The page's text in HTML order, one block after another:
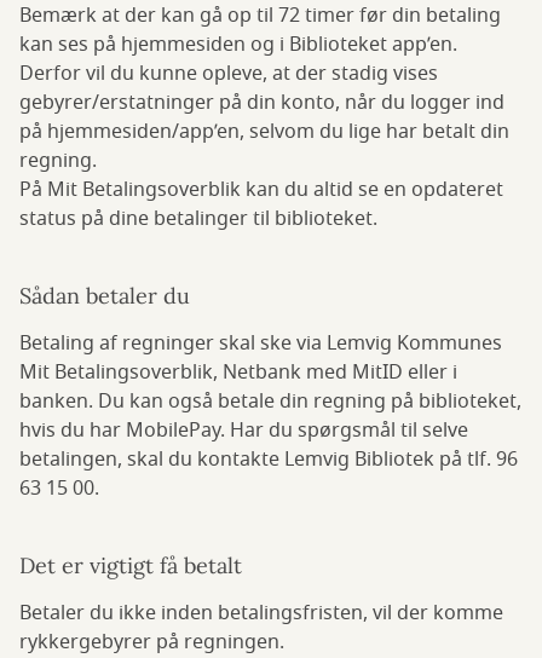
Bemærk at der kan gå op til 72 timer før din betaling
kan ses på hjemmesiden og i Biblioteket app’en.
Derfor vil du kunne opleve, at der stadig vises
gebyrer/erstatninger på din konto, når du logger ind
på hjemmesiden/app’en, selvom du lige har betalt din
regning.
På Mit Betalingsoverblik kan du altid se en opdateret
status på dine betalinger til biblioteket.
Sådan betaler du
Betaling af regninger skal ske via Lemvig Kommunes
Mit Betalingsoverblik, Netbank med MitID eller i
banken. Du kan også betale din regning på biblioteket,
hvis du har MobilePay. Har du spørgsmål til selve
betalingen, skal du kontakte Lemvig Bibliotek på tlf. 96
63 15 00.
Det er vigtigt få betalt
Betaler du ikke inden betalingsfristen, vil der komme
rykkergebyrer på regningen.